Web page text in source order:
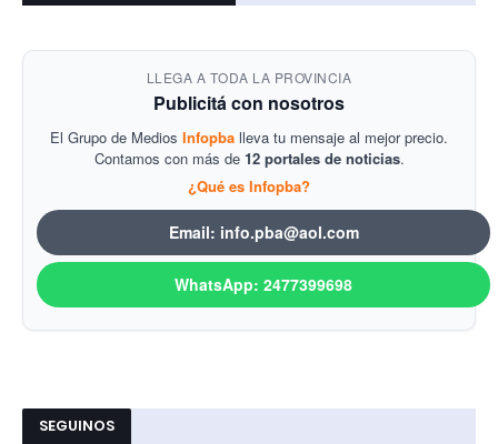
LLEGA A TODA LA PROVINCIA
Publicitá con nosotros
El Grupo de Medios Infopba lleva tu mensaje al mejor precio.
Contamos con más de 12 portales de noticias.
¿Qué es Infopba?
Email: info.pba@aol.com
WhatsApp: 2477399698
SEGUINOS